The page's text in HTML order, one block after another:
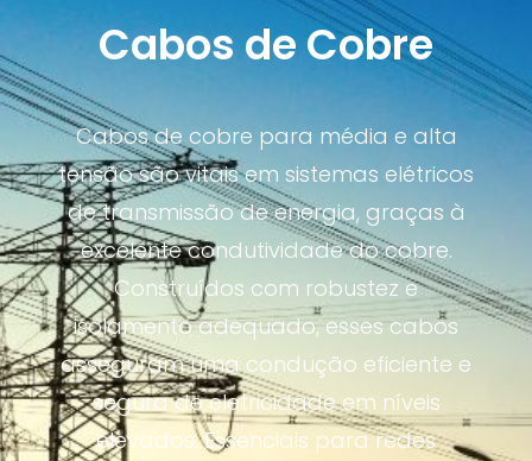
Cabos de Cobre
Cabos de cobre para média e alta
tensão são vitais em sistemas elétricos
de transmissão de energia, graças à
excelente condutividade do cobre.
Construídos com robustez e
isolamento adequado, esses cabos
asseguram uma condução eficiente e
segura de eletricidade em níveis
elevados. Essenciais para redes